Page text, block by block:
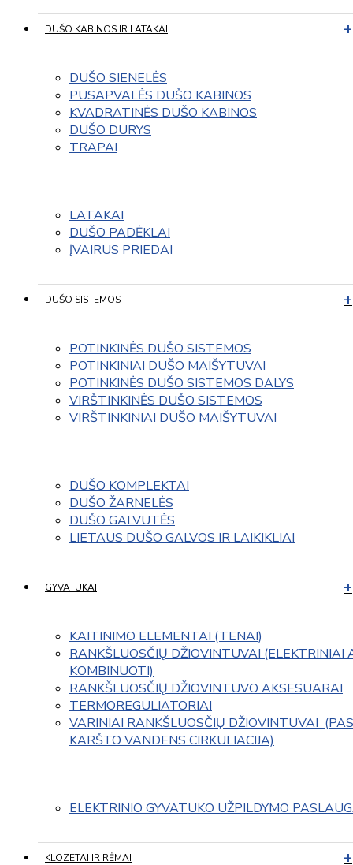
DUŠO KABINOS IR LATAKAI
DUŠO SIENELĖS
PUSAPVALĖS DUŠO KABINOS
KVADRATINĖS DUŠO KABINOS
DUŠO DURYS
TRAPAI
LATAKAI
DUŠO PADĖKLAI
ĮVAIRUS PRIEDAI
DUŠO SISTEMOS
POTINKINĖS DUŠO SISTEMOS
POTINKINIAI DUŠO MAIŠYTUVAI
POTINKINĖS DUŠO SISTEMOS DALYS
VIRŠTINKINĖS DUŠO SISTEMOS
VIRŠTINKINIAI DUŠO MAIŠYTUVAI
DUŠO KOMPLEKTAI
DUŠO ŽARNELĖS
DUŠO GALVUTĖS
LIETAUS DUŠO GALVOS IR LAIKIKLIAI
GYVATUKAI
KAITINIMO ELEMENTAI (TENAI)
RANKŠLUOSČIŲ DŽIOVINTUVAI (ELEKTRINIAI
KOMBINUOTI)
RANKŠLUOSČIŲ DŽIOVINTUVO AKSESUARAI
TERMOREGULIATORIAI
VARINIAI RANKŠLUOSČIŲ DŽIOVINTUVAI
KARŠTO VANDENS CIRKULIACIJA)
ELEKTRINIO GYVATUKO UŽPILDYMO
KLOZETAI IR RĖMAI